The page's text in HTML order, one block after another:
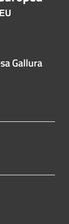
Gallura